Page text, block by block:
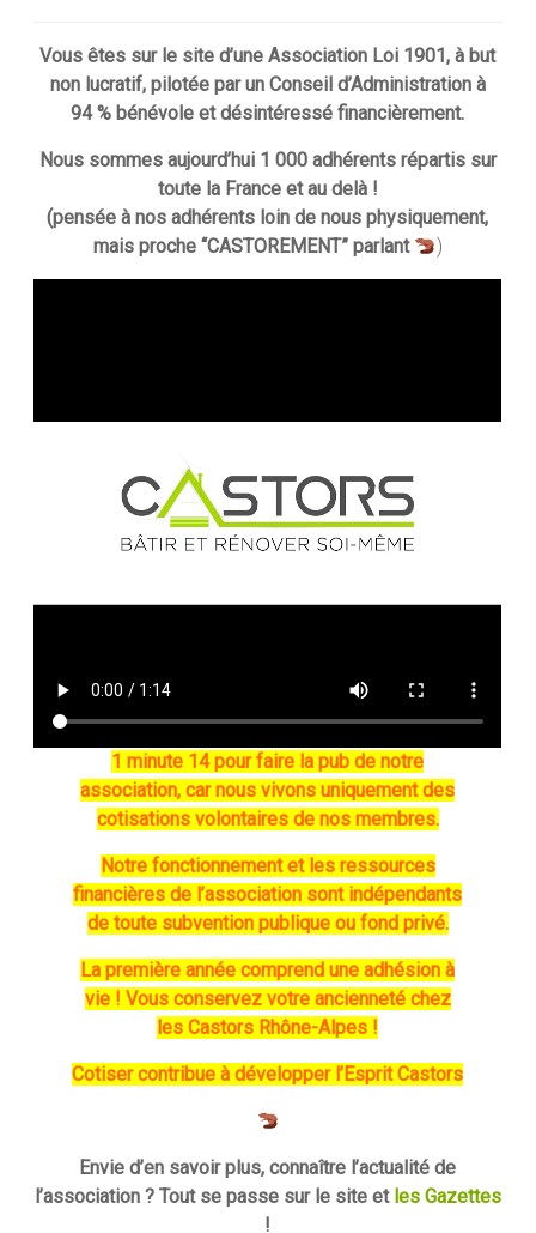
Vous êtes sur le site d’une Association Loi 1901, à but
non lucratif, pilotée par un Conseil d’Administration à
94 % bénévole et désintéressé financièrement.
Nous sommes aujourd’hui 1 000 adhérents répartis sur
toute la France et au delà !
(pensée à nos adhérents loin de nous physiquement,
mais proche “CASTOREMENT” parlant
)
1 minute 14 pour faire la pub de notre
association, car nous vivons uniquement des
cotisations volontaires de nos membres.
Notre fonctionnement et les ressources
financières de l’association sont indépendants
de toute subvention publique ou fond privé.
La première année comprend une adhésion à
vie ! Vous conservez votre ancienneté chez
les Castors Rhône-Alpes !
Cotiser contribue à développer l’Esprit Castors
Envie d’en savoir plus, connaître l’actualité de
l’association ? Tout se passe sur le site et les Gazettes
!